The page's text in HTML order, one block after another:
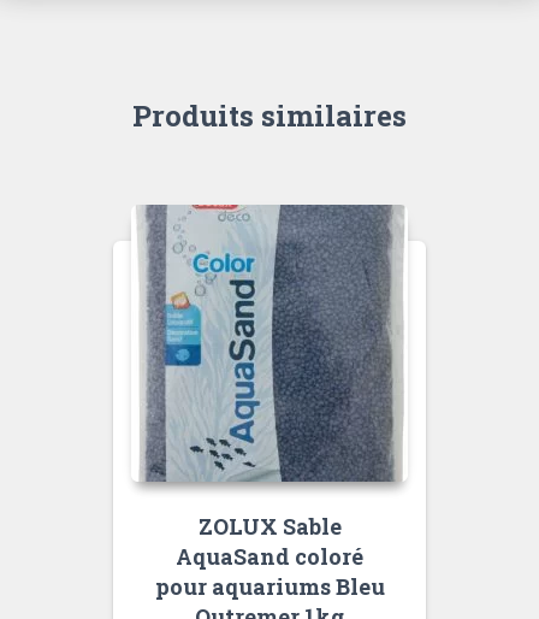
Produits similaires
ZOLUX Sable
AquaSand coloré
pour aquariums Bleu